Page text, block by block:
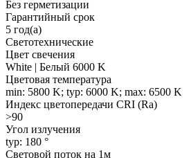
Без герметизации
Гарантийный срок
5 год(а)
Светотехнические
Цвет свечения
White | Белый 6000 K
Цветовая температура
min: 5800 K; typ: 6000 K; max: 6500 K
Индекс цветопередачи CRI (Ra)
>90
Угол излучения
typ: 180 °
Световой поток на 1м